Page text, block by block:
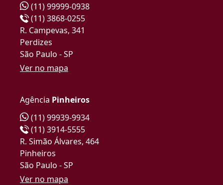
(11) 99999-0938
(11) 3868-0255
R. Campevas, 341
Perdizes
São Paulo - SP
Ver no mapa
Agência Pinheiros
(11) 99939-9934
(11) 3914-5555
R. Simão Álvares, 464
Pinheiros
São Paulo - SP
Ver no mapa